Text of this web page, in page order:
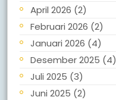
April 2026 (2)
Februari 2026 (2)
Januari 2026 (4)
Desember 2025 (4)
Juli 2025 (3)
Juni 2025 (2)